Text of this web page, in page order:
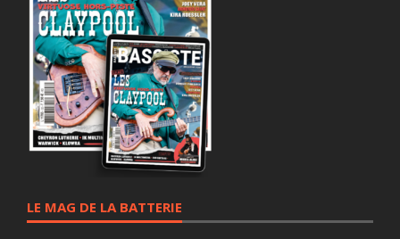
LE MAG DE LA BATTERIE